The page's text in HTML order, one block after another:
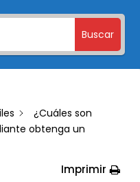
Buscar
¿Cuáles son
obtenga un
Imprimir